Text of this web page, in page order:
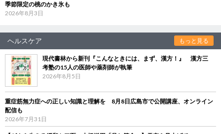
季節限定の桃のかき氷も
2026年8月3日
ヘルスケア もっと見る
現代書林から新刊『こんなときには、まず、漢方！』 漢方三
考塾の15人の医師や薬剤師が執筆
2026年8月5日
重症筋無力症への正しい知識と理解を 8月8日広島市で公開講座、オンライン
配信も
2026年7月31日